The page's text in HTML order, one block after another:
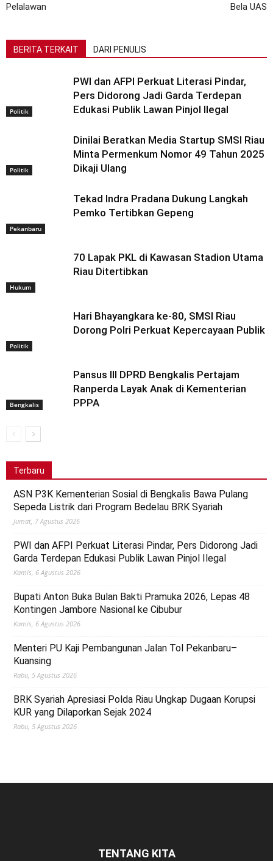
Pelalawan
Bela UAS
BERITA TERKAIT DARI PENULIS
Politik
PWI dan AFPI Perkuat Literasi Pindar,
Pers Didorong Jadi Garda Terdepan
Edukasi Publik Lawan Pinjol Ilegal
Politik
Dinilai Beratkan Media Startup SMSI Riau
Minta Permenkum Nomor 49 Tahun 2025
Dikaji Ulang
Pekanbaru
Tekad Indra Pradana Dukung Langkah
Pemko Tertibkan Gepeng
Hukum
70 Lapak PKL di Kawasan Stadion Utama
Riau Ditertibkan
Politik
Hari Bhayangkara ke-80, SMSI Riau
Dorong Polri Perkuat Kepercayaan Publik
Bengkalis
Pansus III DPRD Bengkalis Pertajam
Ranperda Layak Anak di Kementerian
PPPA
Terbaru
ASN P3K Kementerian Sosial di Bengkalis Bawa Pulang
Sepeda Listrik dari Program Bedelau BRK Syariah
Jumat, 7 Agustus 2026
PWI dan AFPI Perkuat Literasi Pindar, Pers Didorong Jadi
Garda Terdepan Edukasi Publik Lawan Pinjol Ilegal
Kamis, 6 Agustus 2026
Bupati Anton Buka Bulan Bakti Pramuka 2026, Lepas 48
Kontingen Jambore Nasional ke Cibubur
Kamis, 6 Agustus 2026
Menteri PU Kaji Pembangunan Jalan Tol Pekanbaru–
Kuansing
Rabu, 5 Agustus 2026
BRK Syariah Apresiasi Polda Riau Ungkap Dugaan Korupsi
KUR yang Dilaporkan Sejak 2024
Rabu, 5 Agustus 2026
TENTANG KITA